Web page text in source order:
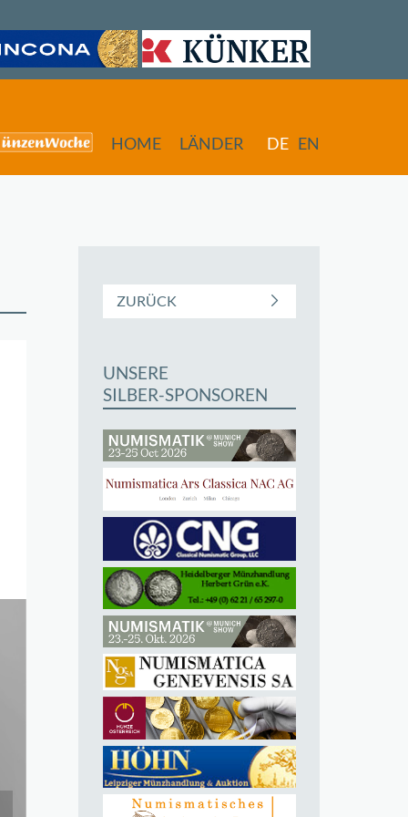
HOME LÄNDER DE EN
ZURÜCK
UNSERE
SILBER-SPONSOREN